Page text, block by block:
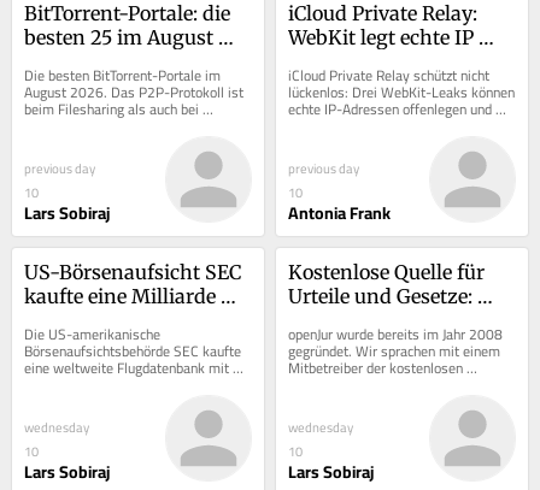
BitTorrent-Portale: die
besten 25 im August
Die besten BitTorrent-Portale im
August 2026. Das P2P-Protokoll ist
beim Filesharing als auch bei
Abmahnungen leider nicht kaputt zu
previous day
10
Lars Sobiraj
iCloud Private Relay:
WebKit legt echte IP
iCloud Private Relay schützt nicht
lückenlos: Drei WebKit-Leaks können
echte IP-Adressen offenlegen und
Apples Privatsphäre-Schutz
previous day
10
Antonia Frank
US-Börsenaufsicht SEC
kaufte eine Milliarde
Die US-amerikanische
Börsenaufsichtsbehörde SEC kaufte
eine weltweite Flugdatenbank mit
unzähligen Details ein. Die Frage ist
wednesday
10
Lars Sobiraj
Kostenlose Quelle für
Urteile und Gesetze:
openJur wurde bereits im Jahr 2008
gegründet. Wir sprachen mit einem
Mitbetreiber der kostenlosen
wednesday
10
Lars Sobiraj